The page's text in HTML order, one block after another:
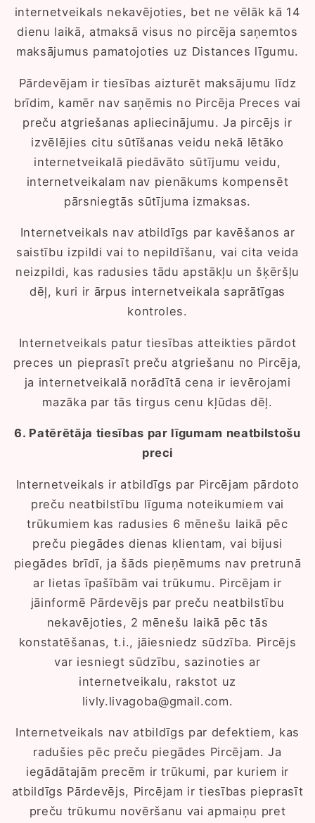
internetveikals nekavējoties, bet ne vēlāk kā 14
dienu laikā, atmaksā visus no pircēja saņemtos
maksājumus pamatojoties uz Distances līgumu.
Pārdevējam ir tiesības aizturēt maksājumu līdz
brīdim, kamēr nav saņēmis no Pircēja Preces vai
preču atgriešanas apliecinājumu. Ja pircējs ir
izvēlējies citu sūtīšanas veidu nekā lētāko
internetveikalā piedāvāto sūtījumu veidu,
internetveikalam nav pienākums kompensēt
pārsniegtās sūtījuma izmaksas.
Internetveikals nav atbildīgs par kavēšanos ar
saistību izpildi vai to nepildīšanu, vai cita veida
neizpildi, kas radusies tādu apstākļu un šķēršļu
dēļ, kuri ir ārpus internetveikala saprātīgas
kontroles.
Internetveikals patur tiesības atteikties pārdot
preces un pieprasīt preču atgriešanu no Pircēja,
ja internetveikalā norādītā cena ir ievērojami
mazāka par tās tirgus cenu kļūdas dēļ.
6. Patērētāja tiesības par līgumam neatbilstošu
preci
Internetveikals ir atbildīgs par Pircējam pārdoto
preču neatbilstību līguma noteikumiem vai
trūkumiem kas radusies 6 mēnešu laikā pēc
preču piegādes dienas klientam, vai bijusi
piegādes brīdī, ja šāds pieņēmums nav pretrunā
ar lietas īpašībām vai trūkumu. Pircējam ir
jāinformē Pārdevējs par preču neatbilstību
nekavējoties, 2 mēnešu laikā pēc tās
konstatēšanas, t.i., jāiesniedz sūdzība. Pircējs
var iesniegt sūdzību, sazinoties ar
internetveikalu, rakstot uz
livly.livagoba@gmail.com.
Internetveikals nav atbildīgs par defektiem, kas
radušies pēc preču piegādes Pircējam. Ja
iegādātajām precēm ir trūkumi, par kuriem ir
atbildīgs Pārdevējs, Pircējam ir tiesības pieprasīt
preču trūkumu novēršanu vai apmaiņu pret